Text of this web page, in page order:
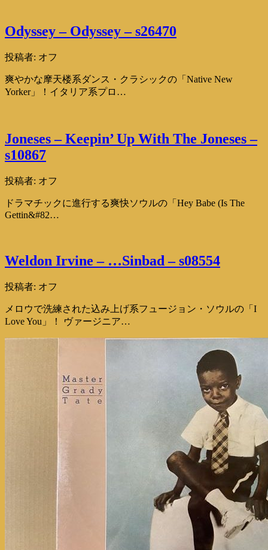
Odyssey – Odyssey – s26470
投稿者: オフ
爽やかな摩天楼系ダンス・クラシックの「Native New
Yorker」！イタリア系プロ…
Joneses – Keepin’ Up With The Joneses –
s10867
投稿者: オフ
ドラマチックに進行する爽快ソウルの「Hey Babe (Is The
Gettin&#82…
Weldon Irvine – …Sinbad – s08554
投稿者: オフ
メロウで洗練された込み上げ系フュージョン・ソウルの「I
Love You」！ ヴァージニア…